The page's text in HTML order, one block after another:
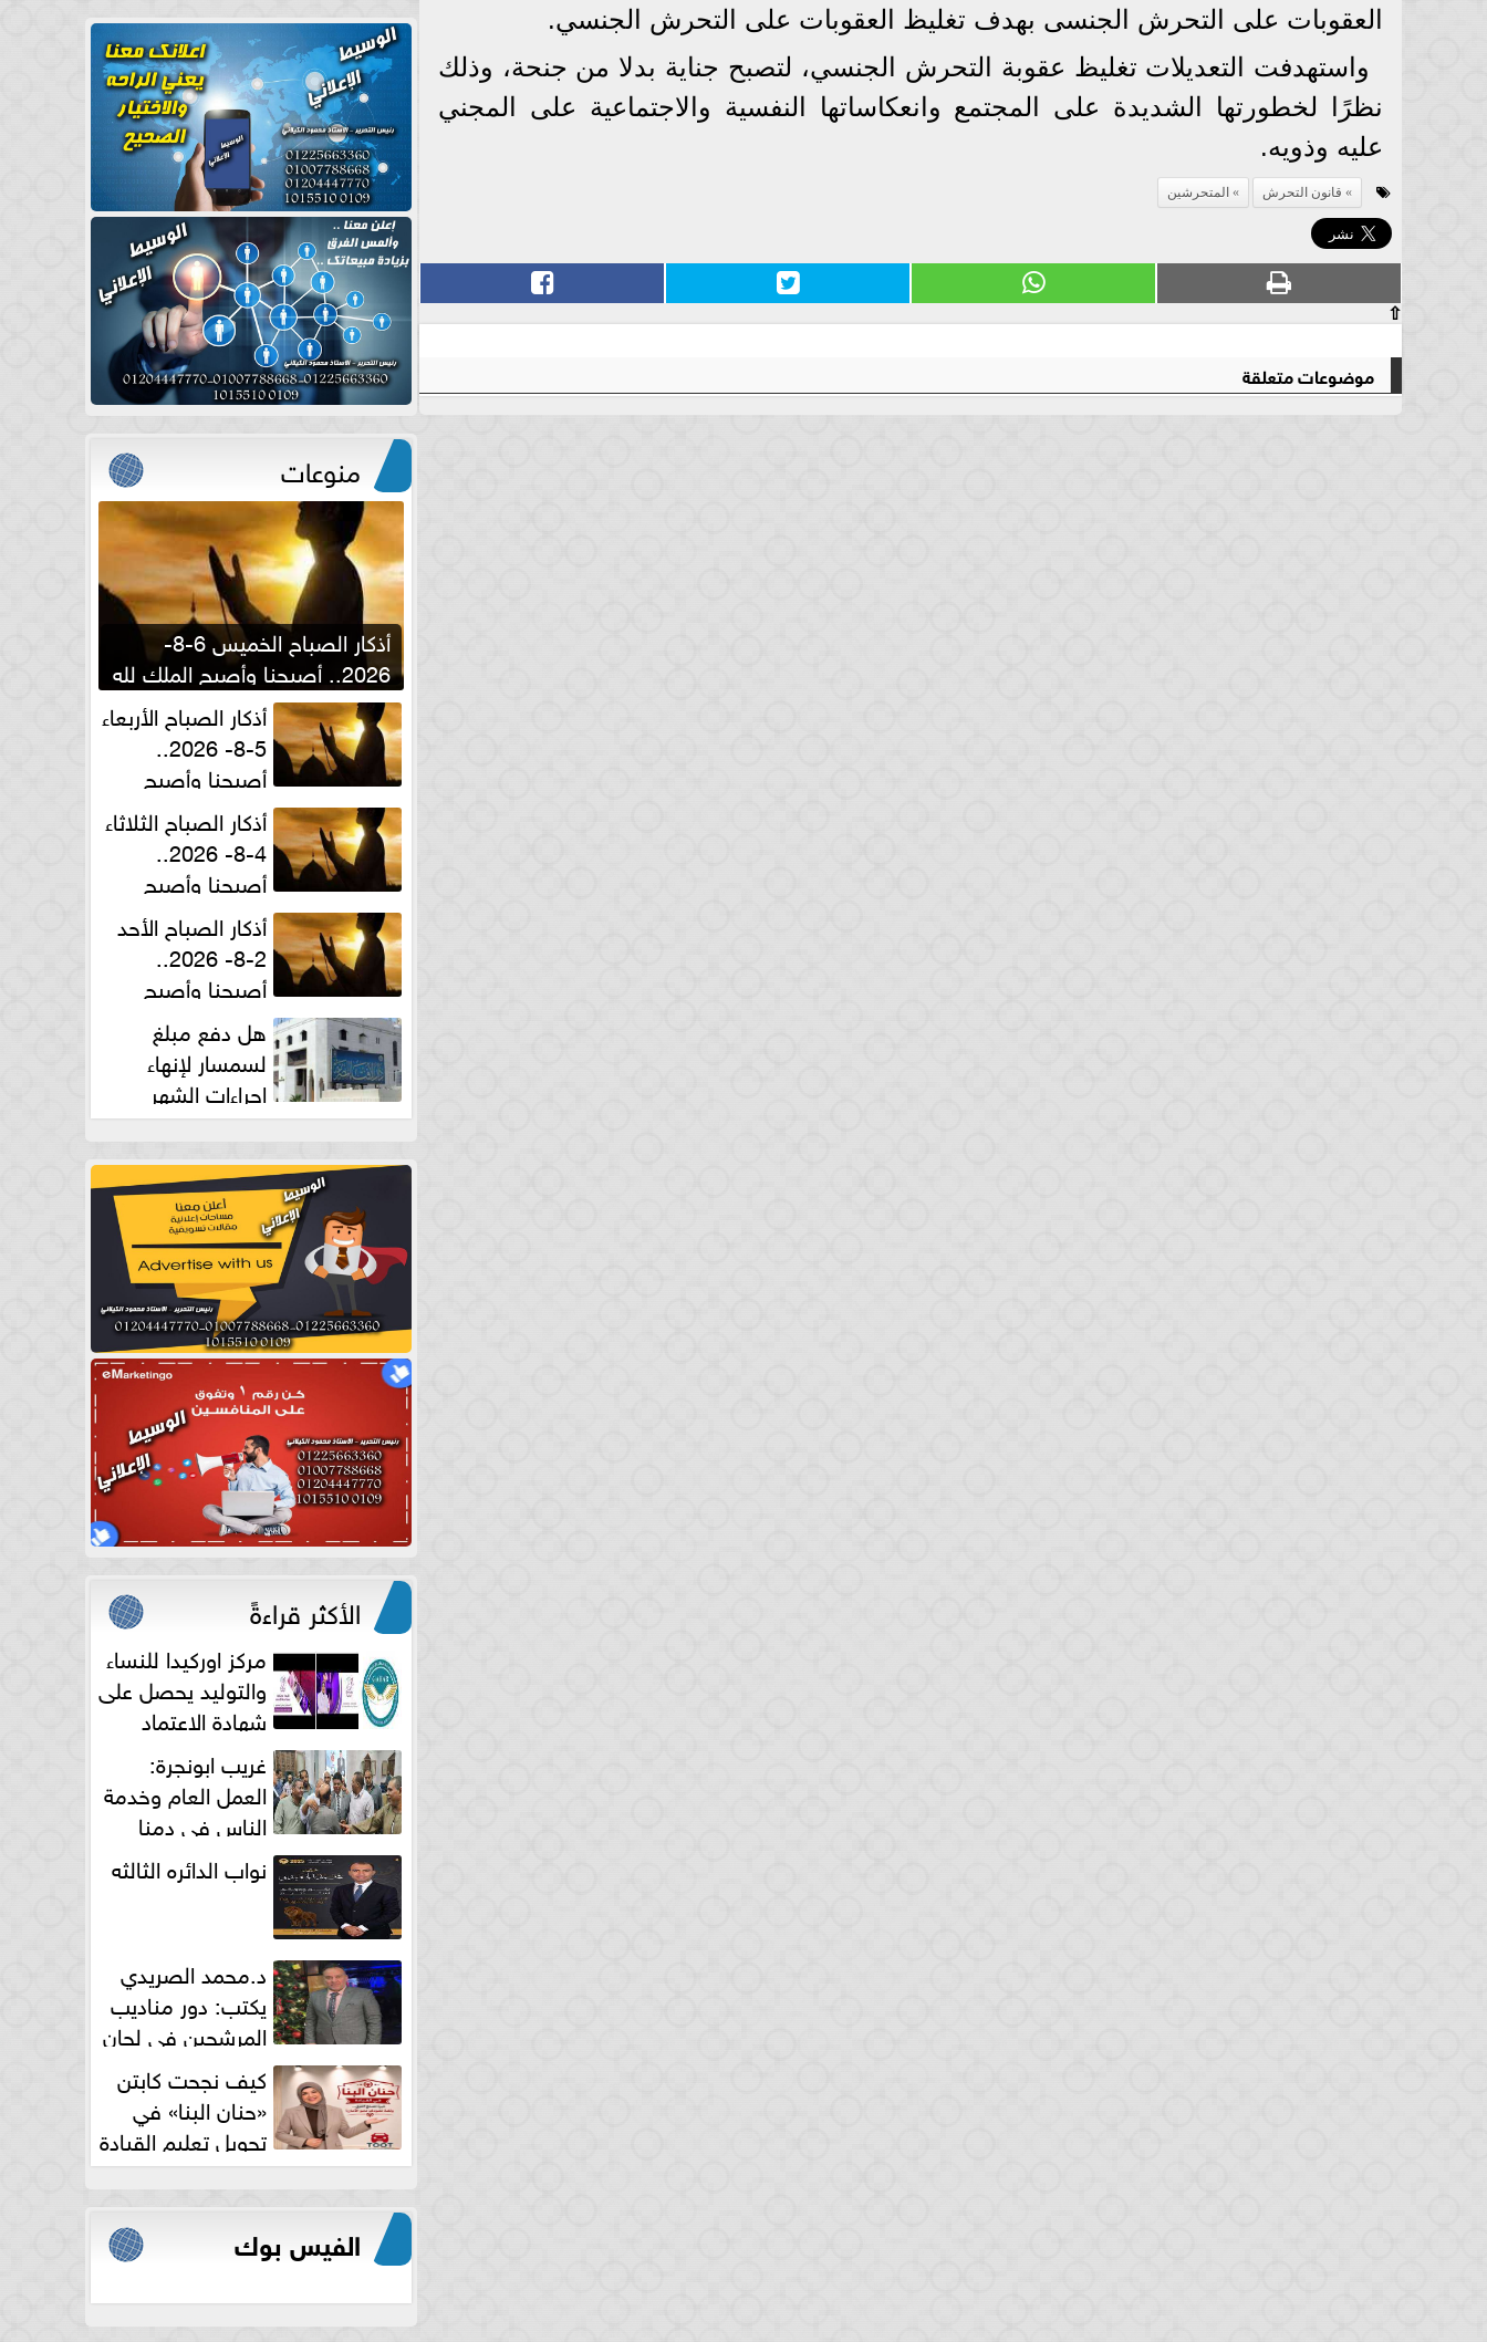
العقوبات على التحرش الجنسى بهدف تغليظ العقوبات على التحرش الجنسي.
واستهدفت التعديلات تغليظ عقوبة التحرش الجنسي، لتصبح جناية بدلا من جنحة، وذلك
نظرًا لخطورتها الشديدة على المجتمع وانعكاساتها النفسية والاجتماعية على المجني
عليه وذويه.
قانون التحرش المتحرشين
⇧
موضوعات متعلقة
منوعات
أذكار الصباح الخميس 6-8-
2026.. أصبحنا وأصبح الملك لله
والحمد لله
أذكار الصباح الأربعاء
5-8- 2026..
أصبحنا وأصبح
الملك لله والحمد للهأذكار الصباح الثلاثاء
4-8- 2026..
أصبحنا وأصبح
الملك لله والحمد للهأذكار الصباح الأحد
2-8- 2026..
أصبحنا وأصبح
الملك لله والحمد للههل دفع مبلغ
لسمسار لإنهاء
إجراءات الشهر
العقارى حلال؟.. أمين الفتوى يجيب
الأكثر قراءةً
مركز اوركيدا للنساء
والتوليد يحصل على
شهادة الاعتماد
الكامل
غريب ابونجرة:
العمل العام وخدمة
الناس فى دمنا
نواب الدائره الثالثه
د.محمد الصريدي
يكتب: دور مناديب
المرشحين في لجان
الانتخابات
كيف نجحت كابتن
«حنان البنا» في
تحويل تعليم القيادة
النسائية من خوف...
الفيس بوك